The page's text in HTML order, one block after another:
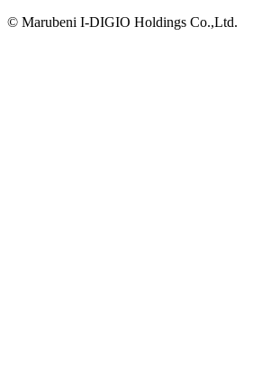
© Marubeni I-DIGIO Holdings Co.,Ltd.